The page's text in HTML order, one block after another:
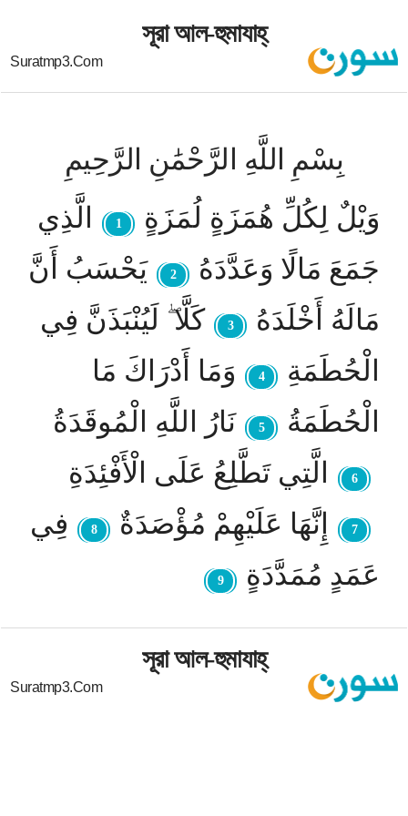
সূরা আল-হুমাযাহ্
Suratmp3.com
بِسْمِ اللَّهِ الرَّحْمَٰنِ الرَّحِيمِ
وَيْلٌ لِكُلِّ هُمَزَةٍ لُمَزَةٍ
1
الَّذِي
جَمَعَ مَالًا وَعَدَّدَهُ
2
يَحْسَبُ أَنَّ
مَالَهُ أَخْلَدَهُ
3
كَلَّا ۖ لَيُنْبَذَنَّ فِي
الْحُطَمَةِ
4
وَمَا أَدْرَاكَ مَا
الْحُطَمَةُ
5 نَارُ اللَّهِ الْمُوقَدَةُ
6 الَّتِي تَطَّلِعُ عَلَى الْأَفْئِدَةِ
7 إِنَّهَا عَلَيْهِمْ مُؤْصَدَةٌ 8
فِي
عَمَدٍ مُمَدَّدَةٍ
9
সূরা আল-হুমাযাহ্
Suratmp3.com